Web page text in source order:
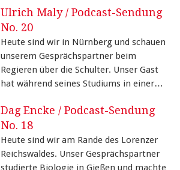
Ulrich Maly / Podcast-Sendung
No. 20
Heute sind wir in Nürnberg und schauen
unserem Gesprächspartner beim
Regieren über die Schulter. Unser Gast
hat während seines Studiums in einer…
Dag Encke / Podcast-Sendung
No. 18
Heute sind wir am Rande des Lorenzer
Reichswaldes. Unser Gesprächspartner
studierte Biologie in Gießen und machte